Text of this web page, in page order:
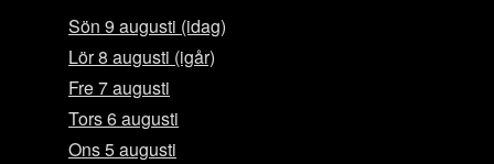
Sön 9 augusti (idag)
Lör 8 augusti (igår)
Fre 7 augusti
Tors 6 augusti
Ons 5 augusti